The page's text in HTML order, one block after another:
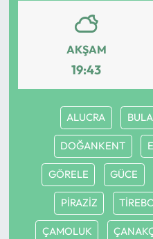
AKŞAM
19:43
ALUCRA
DOĞANKENT
GÖRELE GÜCE
PİRAZİZ
ÇAMOLUK